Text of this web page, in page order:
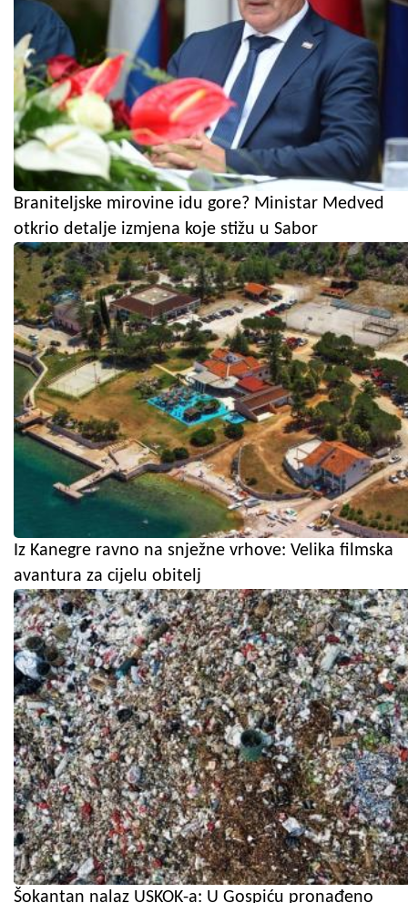
Braniteljske mirovine idu gore? Ministar Medved
otkrio detalje izmjena koje stižu u Sabor
Iz Kanegre ravno na snježne vrhove: Velika filmska
avantura za cijelu obitelj
Šokantan nalaz USKOK-a: U Gospiću pronađeno